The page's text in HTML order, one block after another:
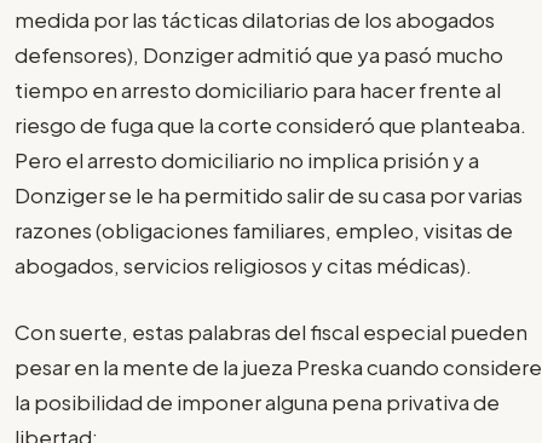
medida por las tácticas dilatorias de los abogados
defensores), Donziger admitió que ya pasó mucho
tiempo en arresto domiciliario para hacer frente al
riesgo de fuga que la corte consideró que planteaba.
Pero el arresto domiciliario no implica prisión y a
Donziger se le ha permitido salir de su casa por varias
razones (obligaciones familiares, empleo, visitas de
abogados, servicios religiosos y citas médicas).
Con suerte, estas palabras del fiscal especial pueden
pesar en la mente de la jueza Preska cuando considere
la posibilidad de imponer alguna pena privativa de
libertad: